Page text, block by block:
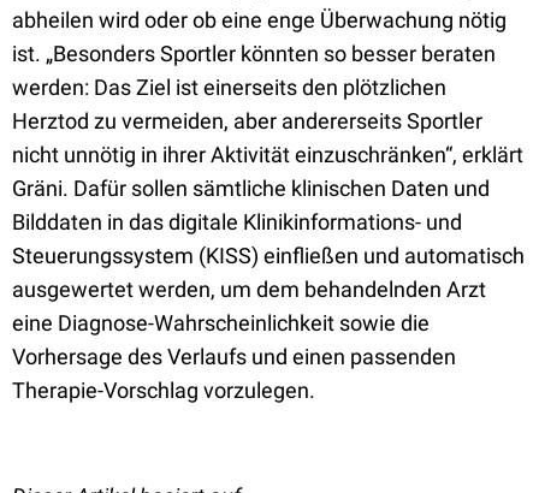
abheilen wird oder ob eine enge Überwachung nötig
ist. „Besonders Sportler könnten so besser beraten
werden: Das Ziel ist einerseits den plötzlichen
Herztod zu vermeiden, aber andererseits Sportler
nicht unnötig in ihrer Aktivität einzuschränken“, erklärt
Gräni. Dafür sollen sämtliche klinischen Daten und
Bilddaten in das digitale Klinikinformations- und
Steuerungssystem (KISS) einfließen und automatisch
ausgewertet werden, um dem behandelnden Arzt
eine Diagnose-Wahrscheinlichkeit sowie die
Vorhersage des Verlaufs und einen passenden
Therapie-Vorschlag vorzulegen.